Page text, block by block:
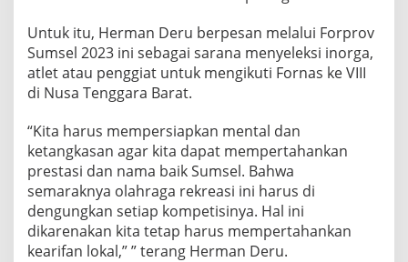
Untuk itu, Herman Deru berpesan melalui Forprov
Sumsel 2023 ini sebagai sarana menyeleksi inorga,
atlet atau penggiat untuk mengikuti Fornas ke VIII
di Nusa Tenggara Barat.
“Kita harus mempersiapkan mental dan
ketangkasan agar kita dapat mempertahankan
prestasi dan nama baik Sumsel. Bahwa
semaraknya olahraga rekreasi ini harus di
dengungkan setiap kompetisinya. Hal ini
dikarenakan kita tetap harus mempertahankan
kearifan lokal,” ” terang Herman Deru.